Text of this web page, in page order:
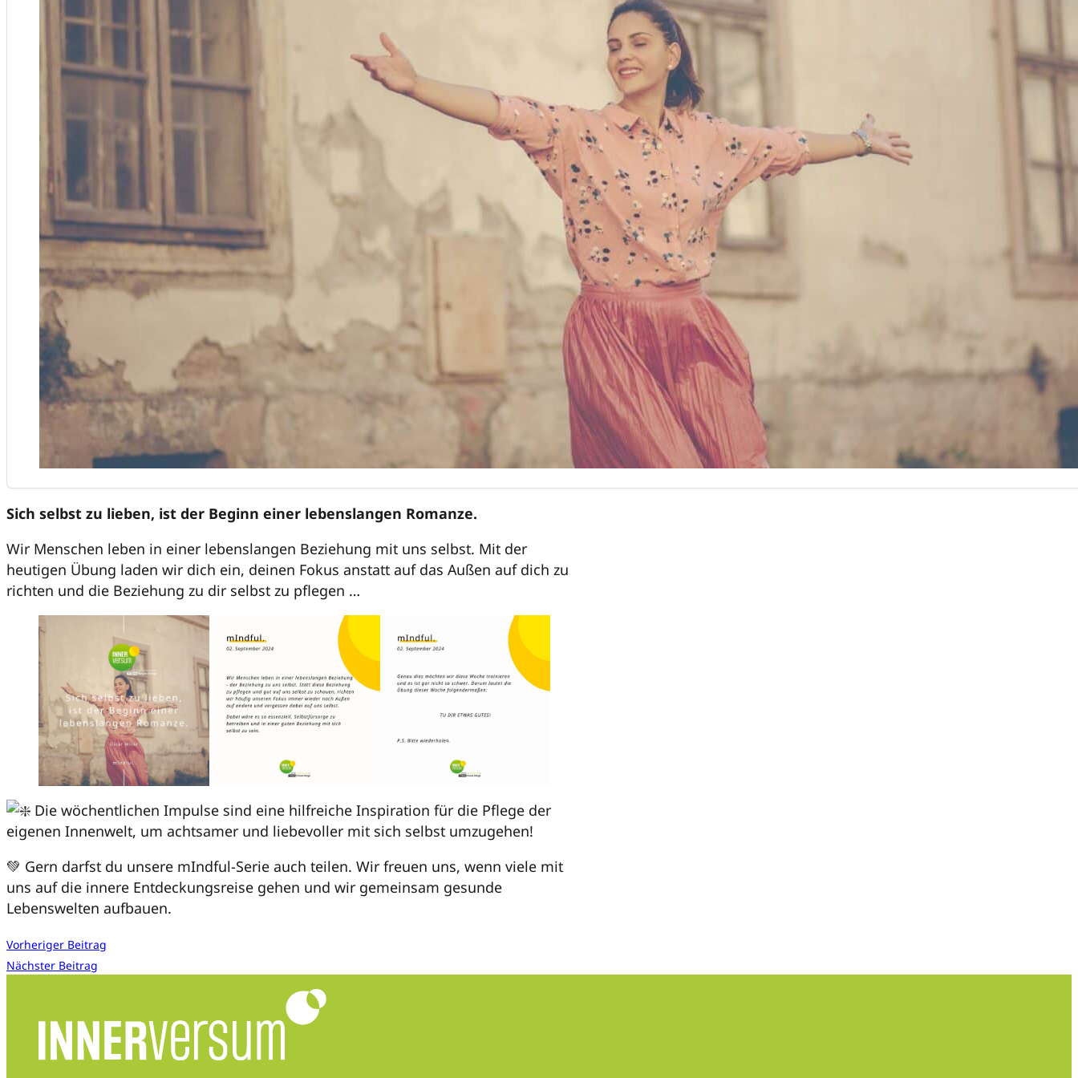
Sich selbst zu lieben, ist der Beginn einer lebenslangen Romanze.
Wir Menschen leben in einer lebenslangen Beziehung mit uns selbst. Mit der
heutigen Übung laden wir dich ein, deinen Fokus anstatt auf das Außen auf dich zu
richten und die Beziehung zu dir selbst zu pflegen …
Die wöchentlichen Impulse sind eine hilfreiche Inspiration für die Pflege der
eigenen Innenwelt, um achtsamer und liebevoller mit sich selbst umzugehen!
💚 Gern darfst du unsere mIndful-Serie auch teilen. Wir freuen uns, wenn viele mit
uns auf die innere Entdeckungsreise gehen und wir gemeinsam gesunde
Lebenswelten aufbauen.
Vorheriger Beitrag
Nächster Beitrag